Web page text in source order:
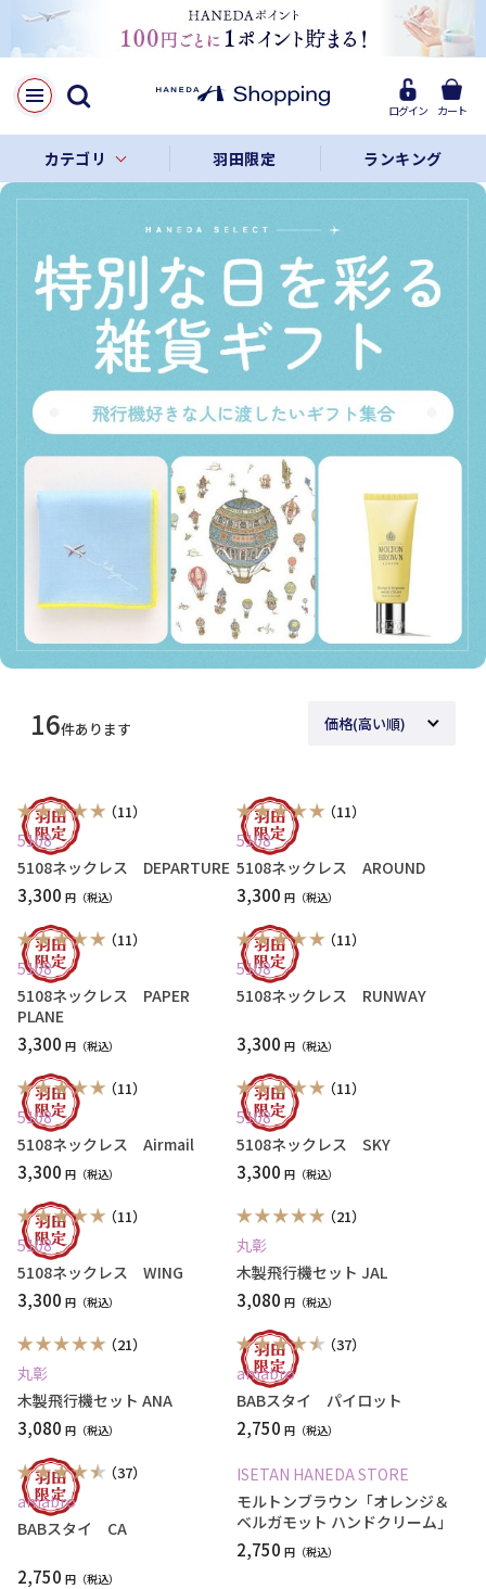
ログイン カート
カテゴリ 羽田限定 ランキング
16件あります
（11）
5108
5108ネックレス DEPARTURE
3,300 円
（11）
5108
5108ネックレス AROUND
3,300 円
（11）
5108
5108ネックレス PAPER
PLANE
3,300 円
（11）
5108
5108ネックレス RUNWAY
3,300 円
（11）
5108
5108ネックレス Airmail
3,300 円
（11）
5108
5108ネックレス SKY
3,300 円
（11）
5108
5108ネックレス WING
3,300 円
（21）
丸彰
木製飛行機セット JAL
3,080 円
（21）
丸彰
木製飛行機セット ANA
3,080 円
（37）
amabro
BABスタイ パイロット
2,750 円
（37）
amabro
BABスタイ CA
2,750 円
ISETAN HANEDA STORE
モルトンブラウン「オレンジ＆
ベルガモット ハンドクリーム」
2,750 円